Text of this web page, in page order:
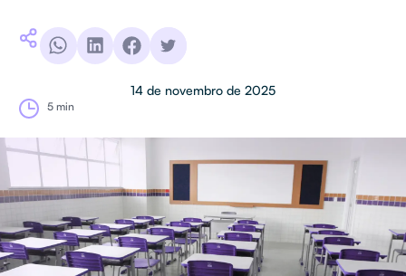
14 de novembro de 2025
5 min